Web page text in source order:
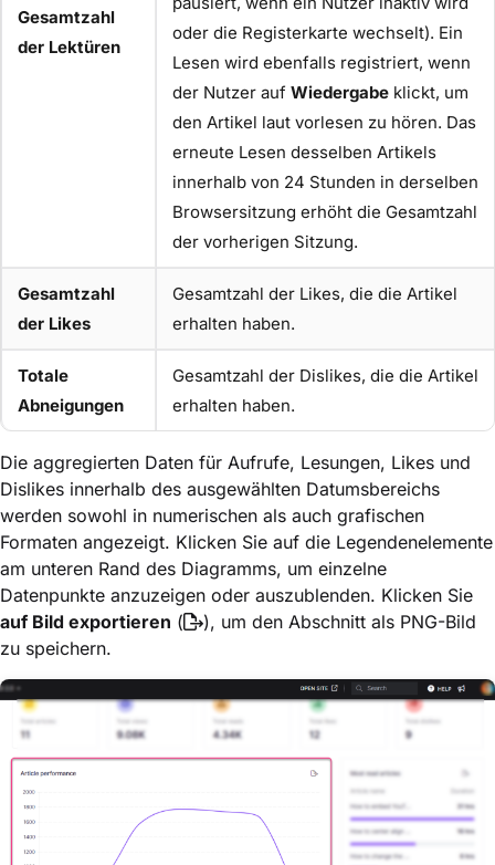
Gesamtzahl
der Lektüren
oder die Registerkarte wechselt). Ein
Lesen wird ebenfalls registriert, wenn
der Nutzer auf Wiedergabe klickt, um
den Artikel laut vorlesen zu hören. Das
erneute Lesen desselben Artikels
innerhalb von 24 Stunden in derselben
Browsersitzung erhöht die Gesamtzahl
der vorherigen Sitzung.
Gesamtzahl
der Likes
Gesamtzahl der Likes, die die Artikel
erhalten haben.
Totale
Abneigungen
Gesamtzahl der Dislikes, die die Artikel
erhalten haben.
Die aggregierten Daten für Aufrufe, Lesungen, Likes und
Dislikes innerhalb des ausgewählten Datumsbereichs
werden sowohl in numerischen als auch grafischen
Formaten angezeigt. Klicken Sie auf die Legendenelemente
am unteren Rand des Diagramms, um einzelne
Datenpunkte anzuzeigen oder auszublenden. Klicken Sie
auf Bild exportieren (
), um den Abschnitt als PNG-Bild
zu speichern.